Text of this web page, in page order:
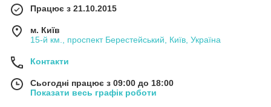
Працює з 21.10.2015
м. Київ
15-й км., проспект Берестейський, Київ, Україна
Контакти
Сьогодні працює з 09:00 до 18:00
Показати весь графік роботи